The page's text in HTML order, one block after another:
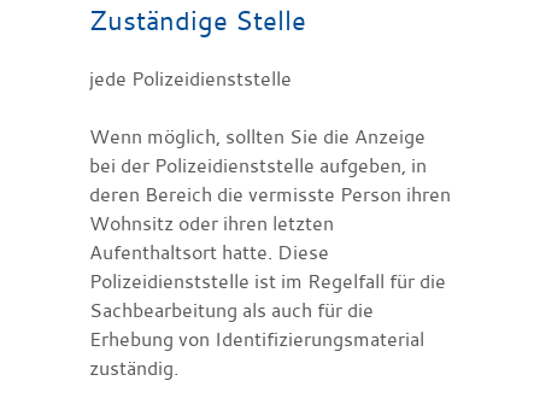
Zuständige Stelle
jede Polizeidienststelle
Wenn möglich, sollten Sie die Anzeige
bei der Polizeidienststelle aufgeben, in
deren Bereich die vermisste Person ihren
Wohnsitz oder ihren letzten
Aufenthaltsort hatte. Diese
Polizeidienststelle ist im Regelfall für die
Sachbearbeitung als auch für die
Erhebung von Identifizierungsmaterial
zuständig.